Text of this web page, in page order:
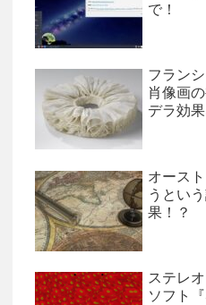
で！
フラン
肖像画
デラ効
オース
うとい
果！？
ステレ
ソフト